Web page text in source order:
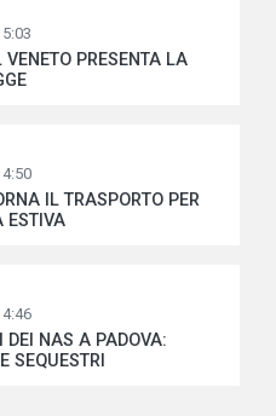
VENETO PRESENTA LA
IL TRASPORTO PER
ESTIVA
DEI NAS A PADOVA:
SEQUESTRI